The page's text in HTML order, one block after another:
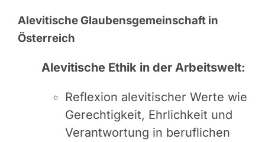
Alevitische Glaubensgemeinschaft in
Österreich
Alevitische Ethik in der Arbeitswelt:
Reflexion alevitischer Werte wie
Gerechtigkeit, Ehrlichkeit und
Verantwortung in beruflichen